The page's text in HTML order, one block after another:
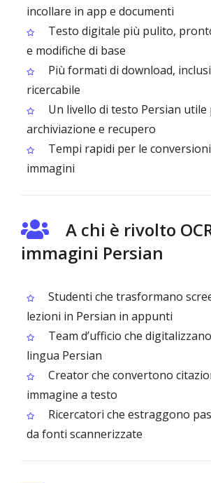
incollare in app e documenti
Testo digitale più pulito,
e modifiche di base
Più formati di download,
ricercabile
Un livello di testo Persian utile
archiviazione e recupero
Tempi rapidi per le
immagini
A chi è rivolto
immagini Persian
Studenti che trasformano
lezioni in Persian in appunti
Team d’ufficio che
lingua Persian
Creator che convertono
immagine a testo
Ricercatori che estraggono
da fonti scannerizzate